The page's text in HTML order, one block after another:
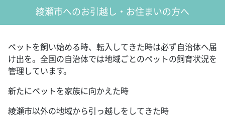
綾瀬市へのお引越し・お住まいの方へ
ペットを飼い始める時、転入してきた時は必ず自治体へ届
け出を。全国の自治体では地域ごとのペットの飼育状況を
管理しています。
新たにペットを家族に向かえた時
綾瀬市以外の地域から引っ越しをしてきた時